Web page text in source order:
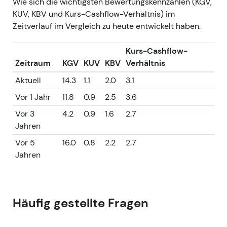
KUV, KBV und Kurs-Cashflow-Verhältnis) im
Zeitverlauf im Vergleich zu heute entwickelt haben.
Zeitraum KGV KUV KBV
Kurs-Cashflow-
Verhältnis
Aktuell
14.3 1.1 2.0
3.1
Vor 1 Jahr
11.8 0.9 2.5
3.6
Vor 3
Jahren
4.2 0.9 1.6 2.7
Vor 5
Jahren
16.0 0.8 2.2 2.7
Häufig gestellte Fragen